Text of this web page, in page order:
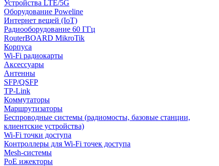
Устройства LTE/5G
Оборудование Poweline
Интернет вещей (IoT)
Радиооборудование 60 ГГц
RouterBOARD MikroTik
Корпуса
Wi-Fi радиокарты
Аксессуары
Антенны
SFP/QSFP
TP-Link
Коммутаторы
Маршрутизаторы
Беспроводные системы (радиомосты, базовые станции,
клиентские устройства)
Wi-Fi точки доступа
Контроллеры для Wi-Fi точек доступа
Mesh-системы
PoE ижекторы